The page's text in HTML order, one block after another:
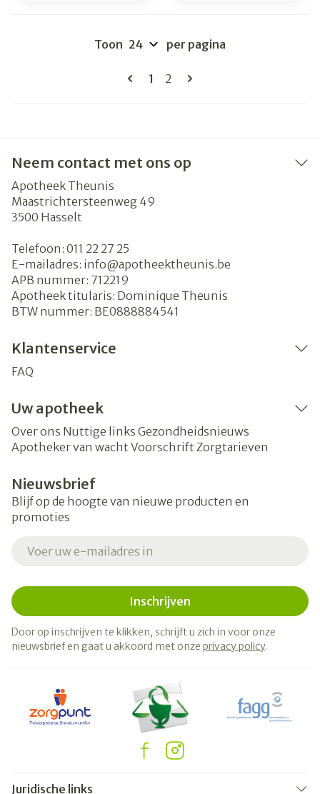
Pagina's
U lees momenteel pagina
1 Pagina
2
Toon per pagina
Neem contact met ons op
Apotheek Theunis
Maastrichtersteenweg 49
3500 Hasselt
Telefoon: 011 22 27 25
E-mailadres: info@apotheektheunis.be
APB nummer: 712219
Apotheek titularis: Dominique Theunis
BTW nummer: BE0888884541
Klantenservice
FAQ
Uw apotheek
Over ons Nuttige links Gezondheidsnieuws
Apotheker van wacht Voorschrift Zorgtarieven
Nieuwsbrief
Blijf op de hoogte van nieuwe producten en
promoties
Inschrijven
Door op inschrijven te klikken, schrijft u zich in voor onze
nieuwsbrief en gaat u akkoord met onze privacy policy.
Juridische links